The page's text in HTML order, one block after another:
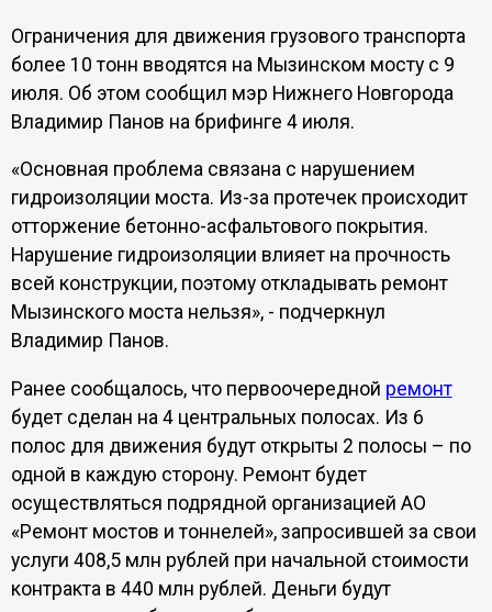
Ограничения для движения грузового транспорта
более 10 тонн вводятся на Мызинском мосту с 9
июля. Об этом сообщил мэр Нижнего Новгорода
Владимир Панов на брифинге 4 июля.
«Основная проблема связана с нарушением
гидроизоляции моста. Из-за протечек происходит
отторжение бетонно-асфальтового покрытия.
Нарушение гидроизоляции влияет на прочность
всей конструкции, поэтому откладывать ремонт
Мызинского моста нельзя», - подчеркнул
Владимир Панов.
Ранее сообщалось, что первоочередной ремонт
будет сделан на 4 центральных полосах. Из 6
полос для движения будут открыты 2 полосы – по
одной в каждую сторону. Ремонт будет
осуществляться подрядной организацией АО
«Ремонт мостов и тоннелей», запросившей за свои
услуги 408,5 млн рублей при начальной стоимости
контракта в 440 млн рублей. Деньги будут